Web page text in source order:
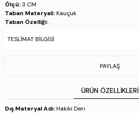
Ölçü:3 CM
Taban Materyali:Kauçuk
Taban Özelliği:.
Üretim Yeri:Türkiye
TESLIMAT BILGISI
PAYLAŞ
ÜRÜN ÖZELLIKLERI
Dış Materyal Adı:Hakiki Deri